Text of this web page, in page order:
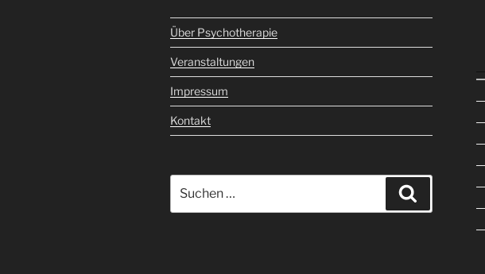
Über Psychotherapie
Veranstaltungen
Impressum
Kontakt
nach: